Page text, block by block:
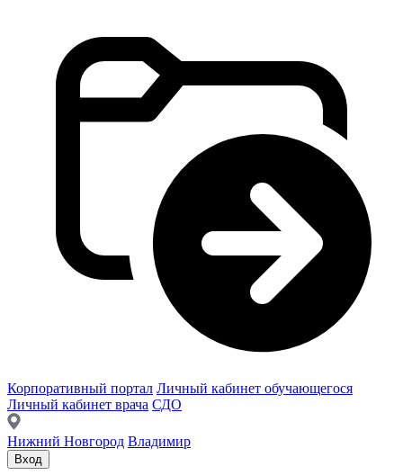
Корпоративный портал Личный кабинет обучающегося
Личный кабинет врача СДО
Нижний Новгород Владимир
Вход